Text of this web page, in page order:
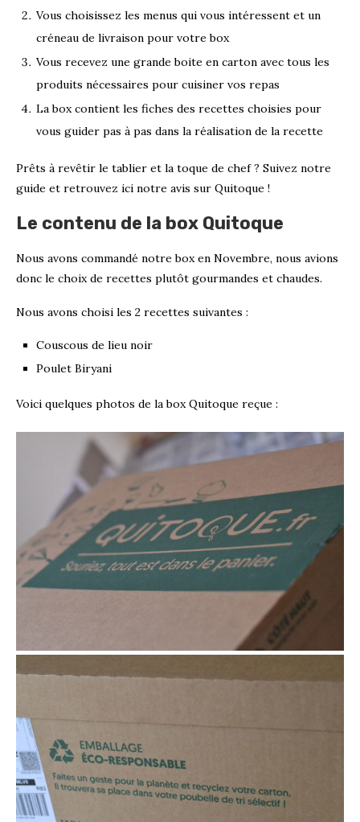
Vous choisissez les menus qui vous intéressent et un
créneau de livraison pour votre box
Vous recevez une grande boite en carton avec tous les
produits nécessaires pour cuisiner vos repas
La box contient les fiches des recettes choisies pour
vous guider pas à pas dans la réalisation de la recette
Prêts à revêtir le tablier et la toque de chef ? Suivez notre
guide et retrouvez ici notre avis sur Quitoque !
Le contenu de la box Quitoque
Nous avons commandé notre box en Novembre, nous avions
donc le choix de recettes plutôt gourmandes et chaudes.
Nous avons choisi les 2 recettes suivantes :
Couscous de lieu noir
Poulet Biryani
Voici quelques photos de la box Quitoque reçue :